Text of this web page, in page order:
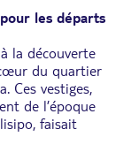
les départs
la découverte
du quartier
Ces vestiges,
de l’époque
faisait